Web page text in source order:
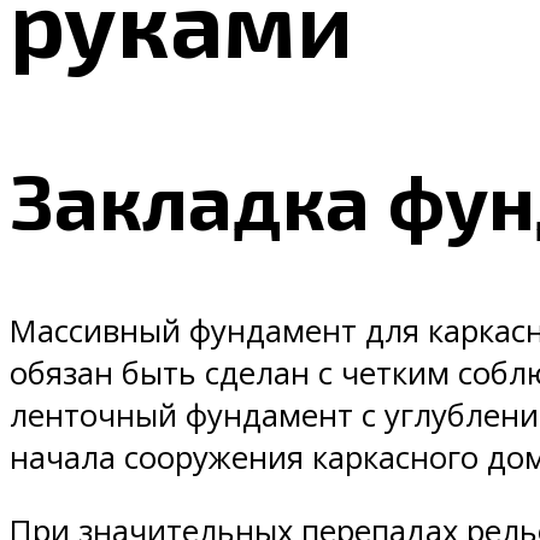
Закладка
Массивный фундамент для
обязан быть сделан с четким
ленточный фундамент с
начала сооружения каркасного
При значительных перепадах